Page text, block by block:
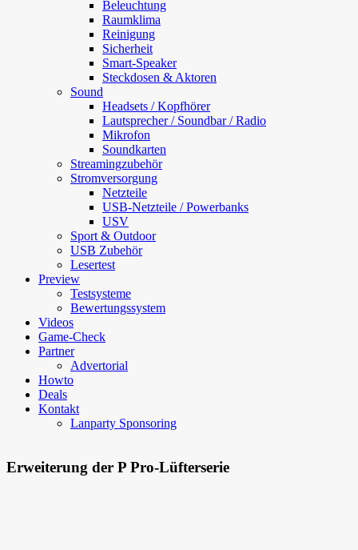
Beleuchtung
Raumklima
Reinigung
Sicherheit
Smart-Speaker
Steckdosen & Aktoren
Sound
Headsets / Kopfhörer
Lautsprecher / Soundbar / Radio
Mikrofon
Soundkarten
Streamingzubehör
Stromversorgung
Netzteile
USB-Netzteile / Powerbanks
USV
Sport & Outdoor
USB Zubehör
Lesertest
Preview
Testsysteme
Bewertungssystem
Videos
Game-Check
Partner
Advertorial
Howto
Deals
Kontakt
Lanparty Sponsoring
Erweiterung der P Pro-Lüfterserie